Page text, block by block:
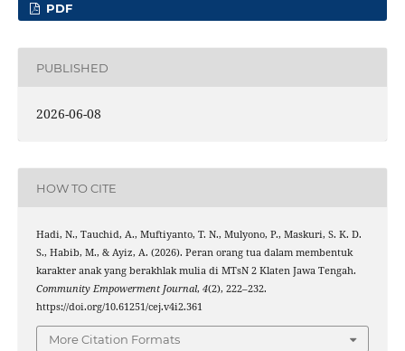
PDF
PUBLISHED
2026-06-08
HOW TO CITE
Hadi, N., Tauchid, A., Muftiyanto, T. N., Mulyono, P., Maskuri, S. K. D.
S., Habib, M., & Ayiz, A. (2026). Peran orang tua dalam membentuk
karakter anak yang berakhlak mulia di MTsN 2 Klaten Jawa Tengah.
Community Empowerment Journal, 4(2), 222–232.
https://doi.org/10.61251/cej.v4i2.361
More Citation Formats